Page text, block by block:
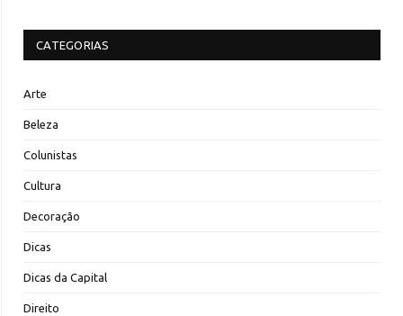
CATEGORIAS
Arte
Beleza
Colunistas
Cultura
Decoração
Dicas
Dicas da Capital
Direito